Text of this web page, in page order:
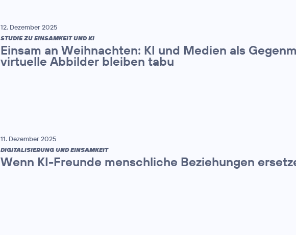
12. Dezember 2025
STUDIE ZU EINSAMKEIT UND KI
Einsam an Weihnachten: KI und Medien als
virtuelle Abbilder bleiben tabu
11. Dezember 2025
DIGITALISIERUNG UND EINSAMKEIT
Wenn KI-Freunde menschliche Beziehungen